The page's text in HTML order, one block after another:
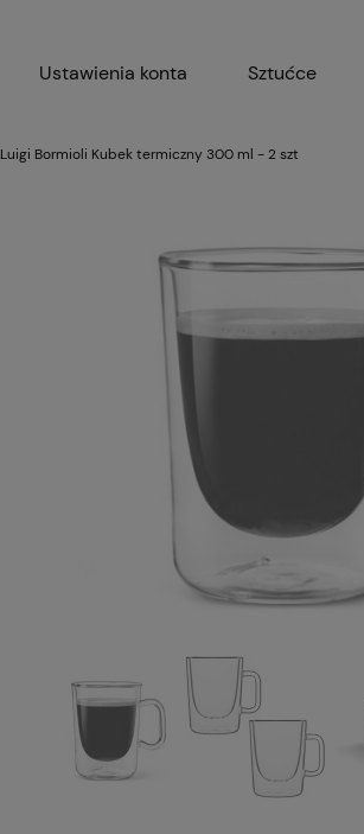
Ustawienia konta Sztućce
Luigi Bormioli Kubek termiczny 300 ml - 2 szt